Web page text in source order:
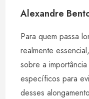
Alexandre
Para quem passa
realmente
sobre a
específicos para
desses